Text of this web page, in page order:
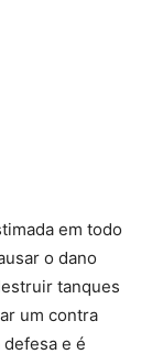
em todo
o dano
tanques
um contra
e é